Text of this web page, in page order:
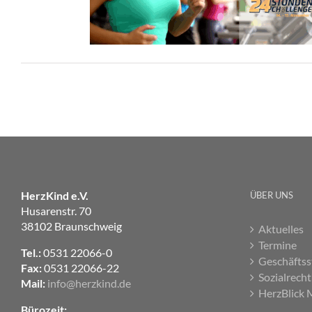
HerzKind e.V.
Husarenstr. 70
38102 Braunschweig
Tel.:0531 22066-0
Fax:0531 22066-22
Mail: info@herzkind.de
ÜBER UNS
Aktuelles
Termine
HerzBlick